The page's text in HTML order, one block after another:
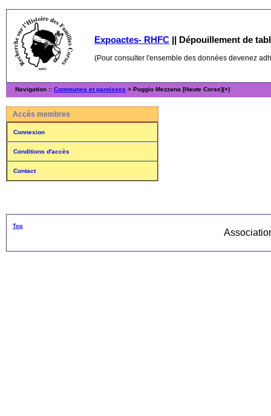
Expoactes- RHFC || Dépouillement de
(Pour consulter l'ensemble des données devenez
Navigation :: Communes et paroisses > Poggio Mezzana [Haute Corse](+)
Accès membres
Connexion
Conditions d'accès
Contact
Top